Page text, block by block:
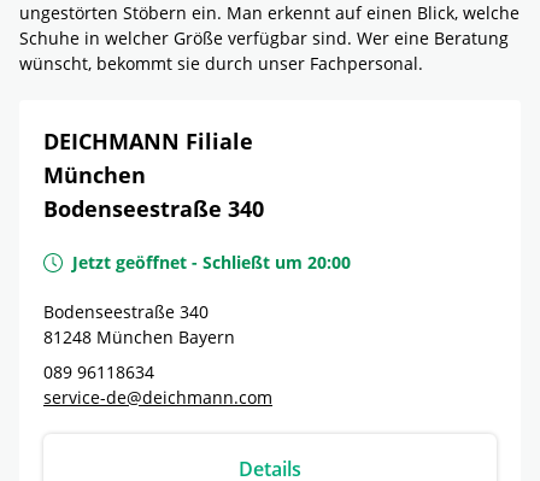
ungestörten Stöbern ein. Man erkennt auf einen Blick, welche
Schuhe in welcher Größe verfügbar sind. Wer eine Beratung
wünscht, bekommt sie durch unser Fachpersonal.
DEICHMANN Filiale
München
Bodenseestraße 340
Jetzt geöffnet - Schließt um 20:00
Bodenseestraße 340
81248 München Bayern
089 96118634
service-de@deichmann.com
Details